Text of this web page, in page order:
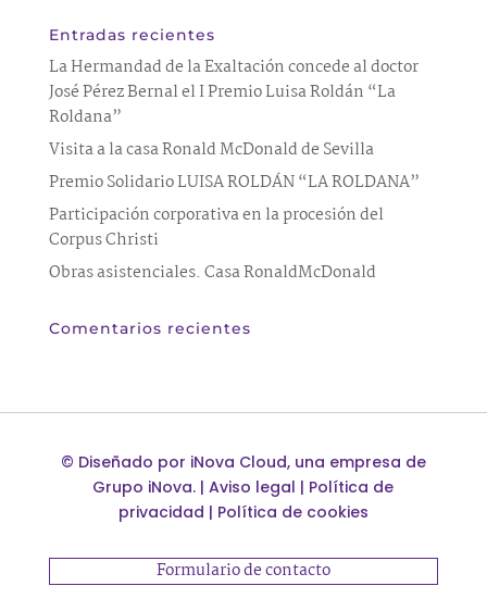
Entradas recientes
La Hermandad de la Exaltación concede al doctor
José Pérez Bernal el I Premio Luisa Roldán “La
Roldana”
Visita a la casa Ronald McDonald de Sevilla
Premio Solidario LUISA ROLDÁN “LA ROLDANA”
Participación corporativa en la procesión del
Corpus Christi
Obras asistenciales. Casa RonaldMcDonald
Comentarios recientes
© Diseñado por iNova Cloud, una empresa de
Grupo iNova. |Aviso legal | Política de
privacidad | Política de cookies
Formulario de contacto